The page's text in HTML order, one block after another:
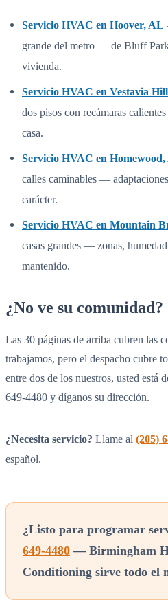
Servicio HVAC en Hoover, AL
grande del metro — de Bluff
vivienda.
Servicio HVAC en Vestavia
dos pisos con recámaras
casa.
Servicio HVAC en
calles caminables —
carácter.
Servicio HVAC en Mountain
casas grandes — zonas,
mantenido.
¿No ve su comunidad?
Las 30 páginas de arriba cubren las
trabajamos, pero el despacho cubre
entre dos de los nuestros, usted
649-4480 y díganos su dirección.
¿Necesita servicio? Llame al (205)
español.
¿Listo para programar
649-4480 — Birmingham
Conditioning sirve todo el